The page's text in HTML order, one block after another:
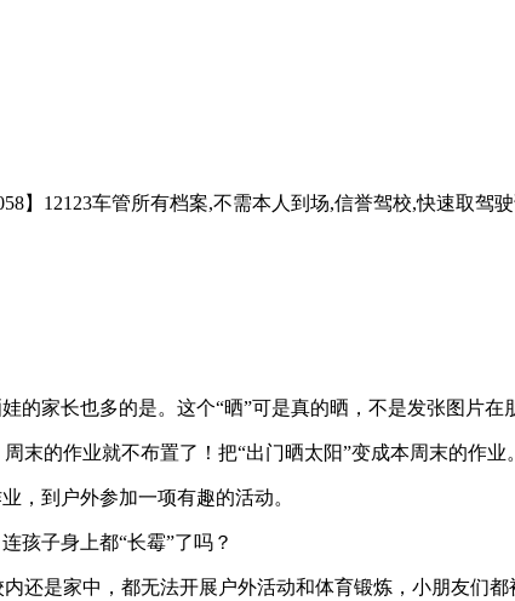
】12123车管所有档案,不需本人到场,信誉驾校,快速取驾
家长也多的是。这个“晒”可是真的晒，不是发张图片在
的作业就不布置了！把“出门晒太阳”变成本周末的作业。
，到户外参加一项有趣的活动。
孩子身上都“长霉”了吗？
还是家中，都无法开展户外活动和体育锻炼，小朋友们